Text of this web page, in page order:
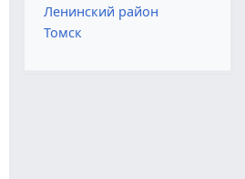
Ленинский район
Томск